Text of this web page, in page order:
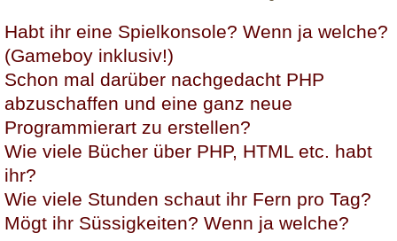
Habt ihr eine Spielkonsole? Wenn ja welche?
(Gameboy inklusiv!)
Schon mal darüber nachgedacht PHP
abzuschaffen und eine ganz neue
Programmierart zu erstellen?
Wie viele Bücher über PHP, HTML etc. habt
ihr?
Wie viele Stunden schaut ihr Fern pro Tag?
Mögt ihr Süssigkeiten? Wenn ja welche?